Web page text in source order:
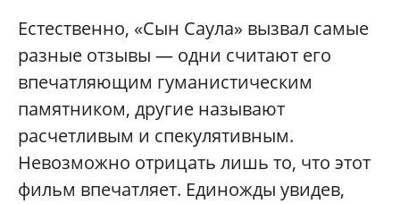
Естественно, «Сын Саула» вызвал самые
разные отзывы — одни считают его
впечатляющим гуманистическим
памятником, другие называют
расчетливым и спекулятивным.
Невозможно отрицать лишь то, что этот
фильм впечатляет. Единожды увидев,